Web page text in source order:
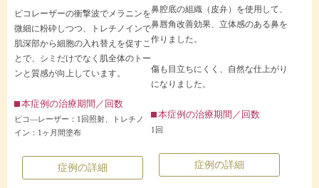
ピコレーザーの衝撃波でメラニンを
微細に粉砕しつつ、トレチノインで
肌深部から細胞の入れ替えを促すこ
とで、シミだけでなく肌全体のトー
ンと質感が向上しています。
本症例の治療期間／回数
ピコ—レーザー：1回照射、トレチノ
イン：1ヶ月間塗布
症例の詳細
鼻腔底の組織（皮弁）を使用して、
鼻唇角改善効果、立体感のある鼻を
作りました。
傷も目立ちにくく、自然な仕上がり
になりました。
本症例の治療期間／回数
1回
症例の詳細